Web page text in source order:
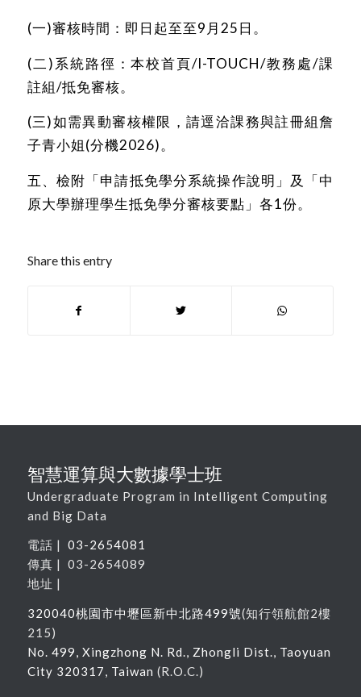
(一)審核時間：即日起至至9月25日。
(二)系統路徑：本校首頁/I-TOUCH/教務處/課
註組/抵免審核。
(三)如需異動審核權限，請逕洽課務與註冊組詹
子青小姐(分機2026)。
五、檢附「申請抵免學分系統操作說明 」及「中
原大學辦理學生抵免學分審核要點 」各1份。
Share this entry
智慧運算與大數據學士班
Undergraduate Program in Intelligent Computing
and Big Data
電話 | 03-2654081
傳真 | 03-2654089
地址 |
320040桃園市中壢區新中北路499號(知行領航館2樓
215)
No. 499, Xingzhong N. Rd., Zhongli Dist., Taoyuan
City 320317, Taiwan (R.O.C.)